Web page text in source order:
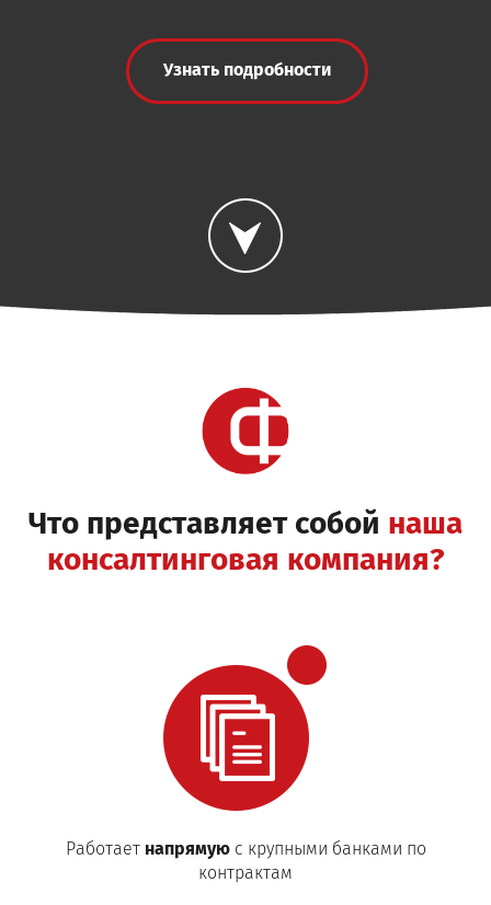
Узнать подробности
Что представляет собой наша
консалтинговая компания?
Работает напрямуюс крупными банками по
контрактам